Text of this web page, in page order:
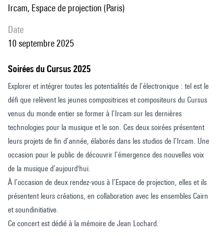
Ircam, Espace de projection (Paris)
date
10 septembre 2025
Soirées du Cursus 2025
Explorer et intégrer toutes les potentialités de l’électronique : tel est le
défi que relèvent les jeunes compositrices et compositeurs du Cursus
venus du monde entier se former à l’Ircam sur les dernières
technologies pour la musique et le son. Ces deux soirées présentent
leurs projets de fin d’année, élaborés dans les studios de l’Ircam. Une
occasion pour le public de découvrir l’émergence des nouvelles voix
de la musique d’aujourd'hui.
À l’occasion de deux rendez-vous à l’Espace de projection, elles et ils
présentent leurs créations, en collaboration avec les ensembles Cairn
et soundinitiative.
Ce concert est dédié à la mémoire de Jean Lochard.